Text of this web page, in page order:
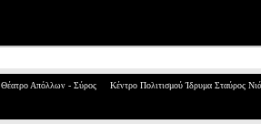
Θέατρο Απόλλων - Σύρος Κέντρο Πολιτισμού Ίδρυμα Σταύρος